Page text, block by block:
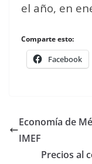
el año, en
Comparte esto:
Facebook
Economía de
IMEF
Precios al